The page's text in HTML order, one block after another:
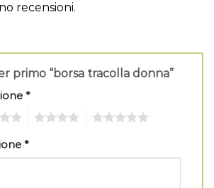
recensioni.
primo “borsa tracolla donna”
*
*